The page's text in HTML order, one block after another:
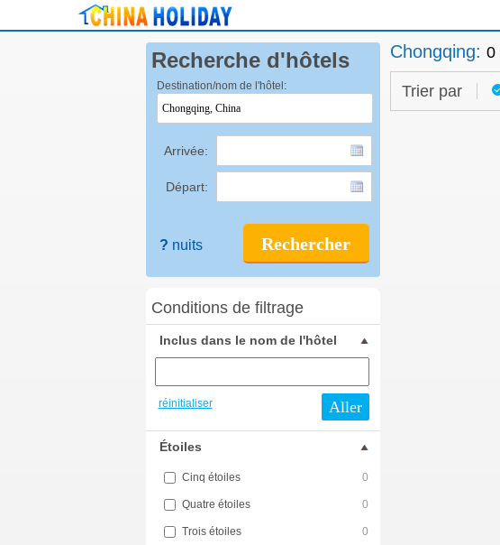
Recherche d'hôtels
Destination/nom de l'hôtel:
Arrivée:
Départ:
Rechercher
? nuits
Conditions de filtrage
Inclus dans le nom de l'hôtel
réinitialiser Aller
Étoiles
Cinq étoiles 0
Quatre étoiles 0
Trois étoiles 0
Chongqing: 0
Trier par